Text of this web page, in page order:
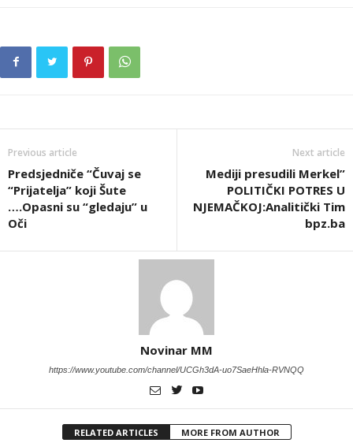
Previous article
Predsjedniče “Čuvaj se
“Prijatelja” koji Šute
….Opasni su “gledaju” u
Oči
Next article
Mediji presudili Merkel”
POLITIČKI POTRES U
NJEMAČKOJ:Analitički Tim
bpz.ba
Novinar MM
https://www.youtube.com/channel/UCGh3dA-uo7SaeHhla-RVNQQ
RELATED ARTICLES MORE FROM AUTHOR